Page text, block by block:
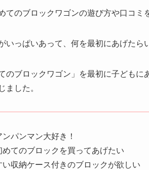
てのブロックワゴンの遊び方や口コミ
いっぱいあって、何を最初にあげたら
のブロックワゴン」を最初に子ども
ました。
パンマン大好き！
めてのブロックを買ってあげたい
い収納ケース付きのブロックが欲しい